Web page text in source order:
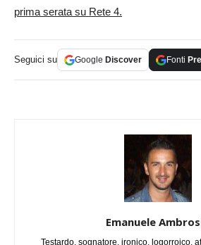
prima serata su Rete 4.
Seguici su Google Discover Fonti
Emanuele
Testardo, sognatore, ironico, logorroico,